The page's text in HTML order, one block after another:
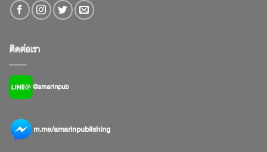
ติดต่อเรา
@amarinpub
m.me/amarinpublishing